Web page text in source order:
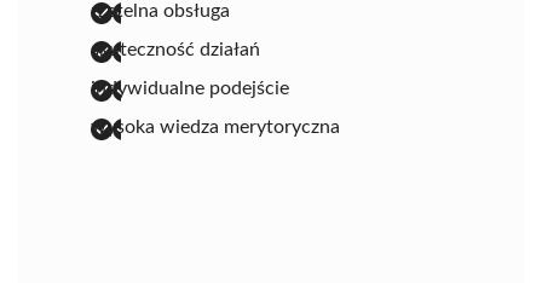
rzetelna obsługa
skuteczność działań
indywidualne podejście
wysoka wiedza merytoryczna